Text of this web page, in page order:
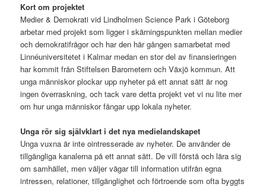
Kort om projektet
Medier & Demokrati vid Lindholmen Science Park i Göteborg
arbetar med projekt som ligger i skärningspunkten mellan medier
och demokratifrågor och har den här gången samarbetat med
Linnéuniversitetet i Kalmar medan en stor del av finansieringen
har kommit från Stiftelsen Barometern och Växjö kommun. Att
unga människor plockar upp nyheter på ett annat sätt är nog
ingen överraskning, och tack vare detta projekt vet vi nu lite mer
om hur unga människor fångar upp lokala nyheter.
Unga rör sig självklart i det nya medielandskapet
Unga vuxna är inte ointresserade av nyheter. De använder de
tillgängliga kanalerna på ett annat sätt. De vill förstå och lära sig
om samhället, men väljer vägar till information utifrån egna
intressen, relationer, tillgänglighet och förtroende som ofta byggts